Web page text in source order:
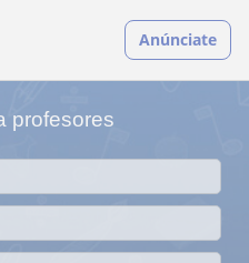
Anúnciate
profesores